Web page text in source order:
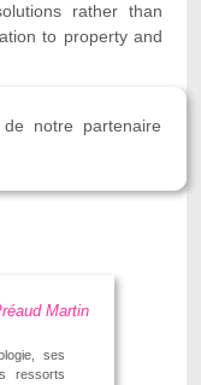
rather than
to property and
notre partenaire
Martin
ses
ressorts